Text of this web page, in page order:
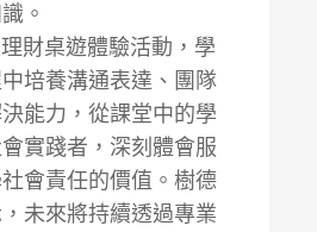
。
桌遊體驗活動，學
培養溝通表達、團隊
能力，從課堂中的學
實踐者，深刻體會服
會責任的價值。樹德
未來將持續透過專業